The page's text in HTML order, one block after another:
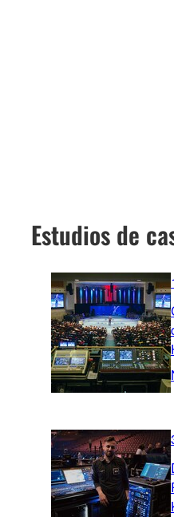
Estudios de